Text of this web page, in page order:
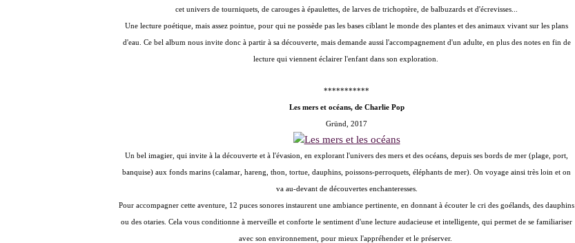
cet univers de tourniquets, de carouges à épaulettes, de larves de trichoptère, de balbuzards et d'écrevisses...
Une lecture poétique, mais assez pointue, pour qui ne possède pas les bases ciblant le monde des plantes et des animaux vivant sur les plans
d'eau. Ce bel album nous invite donc à partir à sa découverte, mais demande aussi l'accompagnement d'un adulte, en plus des notes en fin de
lecture qui viennent éclairer l'enfant dans son exploration.
***********
Les mers et océans, de Charlie Pop
Gründ, 2017
Un bel imagier, qui invite à la découverte et à l'évasion, en explorant l'univers des mers et des océans, depuis ses bords de mer (plage, port,
banquise) aux fonds marins (calamar, hareng, thon, tortue, dauphins, poissons-perroquets, éléphants de mer). On voyage ainsi très loin et on
va au-devant de découvertes enchanteresses.
Pour accompagner cette aventure, 12 puces sonores instaurent une ambiance pertinente, en donnant à écouter le cri des goélands, des dauphins
ou des otaries. Cela vous conditionne à merveille et conforte le sentiment d'une lecture audacieuse et intelligente, qui permet de se familiariser
avec son environnement, pour mieux l'appréhender et le préserver.